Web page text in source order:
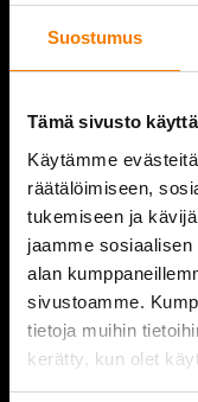
Suostumus
Tämä sivusto
Käytämme
räätälöimiseen,
tukemiseen ja
jaamme
alan
sivustoamme.
tietoja muihin
kerätty, kun olet
AJANKOHTAISTA
YRITYS
YHTEYSTIEDOT
PURKUPIHA